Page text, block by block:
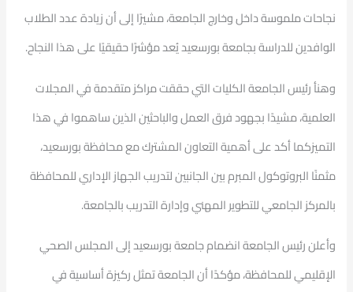
نجاحات ملموسة داخل وخارج الجامعة، مشيرًا إلى أن زيادة عدد الطلاب
الوافدين للدراسة بجامعة بورسعيد يُعد مؤشرًا حقيقيًا على هذا النجاح.
وهنأ رئيس الجامعة الكليات التي حققت مراكز متقدمة في المجلات
العلمية، مشيدًا بجهود فرق العمل والباحثين الذين ساهموا في هذا
التميزكما أكد على أهمية التعاون المشترك مع محافظة بورسعيد،
مثمنًا البروتوكول المبرم بين الجانبين لتدريب الجهاز الإداري للمحافظة
بالمركز الجامعي للتطوير المهني وإدارة التدريب بالجامعة.
وأعلن رئيس الجامعة انضمام جامعة بورسعيد إلى المجلس الصحي
الإقليمي للمحافظة، مؤكدًا أن الجامعة تمثل ركيزة أساسية في